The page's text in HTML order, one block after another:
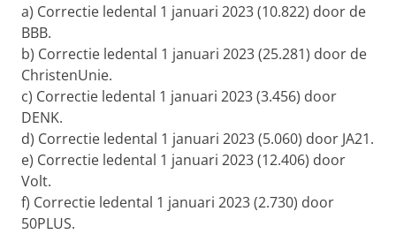
a) Correctie ledental 1 januari 2023 (10.822) door de
BBB.
b) Correctie ledental 1 januari 2023 (25.281) door de
ChristenUnie.
c) Correctie ledental 1 januari 2023 (3.456) door
DENK.
d) Correctie ledental 1 januari 2023 (5.060) door JA21.
e) Correctie ledental 1 januari 2023 (12.406) door
Volt.
f) Correctie ledental 1 januari 2023 (2.730) door
50PLUS.